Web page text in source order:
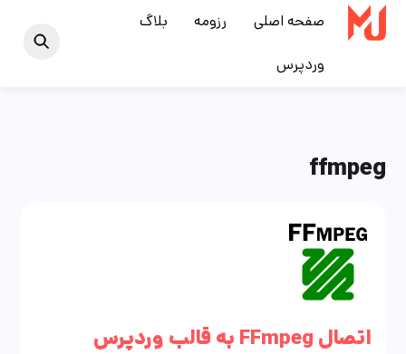
Skip
صفحه اصلی رزومه بلاگ
وردپرس
ffmpeg
اتصال FFmpeg به قالب وردپرس